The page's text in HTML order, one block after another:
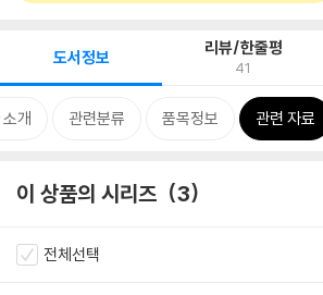
도서정보 리뷰/한줄평
41
개 관련분류 품목정보 관련 자료
이 상품의 시리즈 3
전체선택